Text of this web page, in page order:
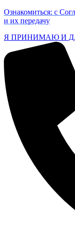
Ознакомиться: с
и их передачу
Я ПРИНИМАЮ И